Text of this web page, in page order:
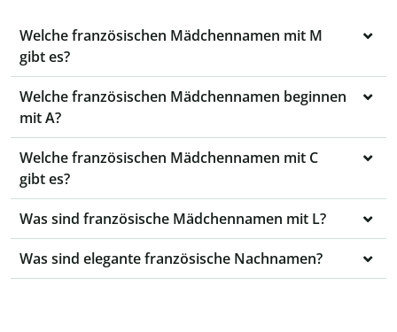
Welche französischen Mädchennamen mit M
gibt es?
Welche französischen Mädchennamen beginnen
mit A?
Welche französischen Mädchennamen mit C
gibt es?
Was sind französische Mädchennamen mit L?
Was sind elegante französische Nachnamen?